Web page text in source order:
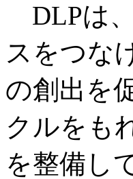
DLPは
スをつな
の創出を
クルをも
を整備し